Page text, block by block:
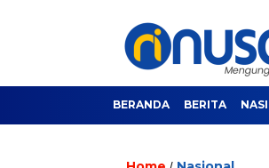
BERANDA BERITA